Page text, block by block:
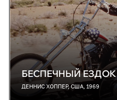
БЕСПЕЧНЫЙ ЕЗДОК
ДЕННИС ХОППЕР, США, 1969